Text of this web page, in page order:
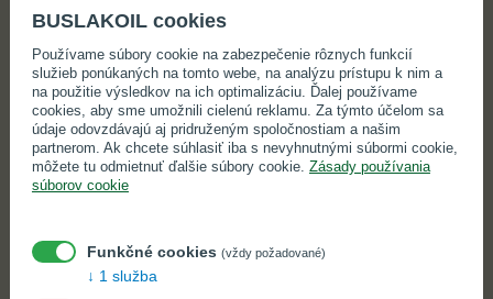
v oleji sa ešte nachádza vosk, ktorý je veľmi jemný a filter
teplotách, preto olej výrazne ochladíme, vďaka čomu
kryštalizuje a môžeme ho odfiltrovať.
Týmto postupom získame 100% prírodný - „naturálny“ rastlinný
olej, s charakteristickou chuťou a vôňou slnečnicových
semienok.
kedy sa olej zahreje na vyššiu teplotu (cca 220 °C), a pri
podtlaku pomocou horúcej vodnej pary sa z oleja odstránia
BUSLAKOIL cookies
Používame súbory cookie na zabezpečenie rôznych funkcií
služieb ponúkaných na tomto webe, na analýzu prístupu k nim a
na použitie výsledkov na ich optimalizáciu. Ďalej používame
cookies, aby sme umožnili cielenú reklamu. Za týmto účelom sa
údaje odovzdávajú aj pridruženým spoločnostiam a našim
partnerom. Ak chcete súhlasiť iba s nevyhnutnými súbormi cookie,
môžete tu odmietnuť ďalšie súbory cookie. Zásady používania
súborov cookie
Funkčné cookies (vždy požadované)
1 služba